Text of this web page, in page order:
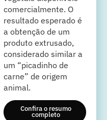
comercialmente. O
resultado esperado é
a obtenção de um
produto extrusado,
considerado similar a
um “picadinho de
carne” de origem
animal.
Confira o resumo
completo